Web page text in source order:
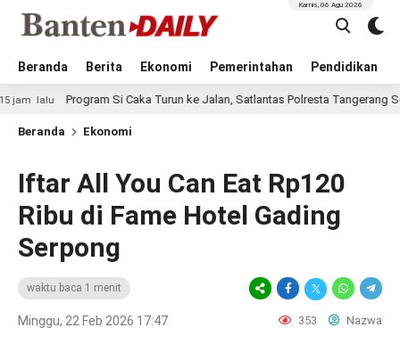
Beranda Berita Ekonomi Pemerintahan Pendidikan
Kamis, 06 Agu 2026
Program Si Caka Turun ke Jalan, Satlantas Polresta Tangerang
Beranda Ekonomi
Iftar All You Can Eat Rp120
Ribu di Fame Hotel Gading
Serpong
waktu baca 1 menit
Minggu, 22 Feb 2026 17:47 353 Nazwa